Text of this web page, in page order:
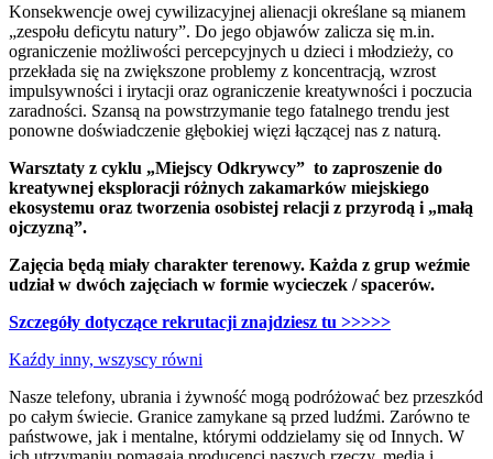
Konsekwencje owej cywilizacyjnej alienacji określane są mianem
„zespołu deficytu natury”. Do jego objawów zalicza się m.in.
ograniczenie możliwości percepcyjnych u dzieci i młodzieży, co
przekłada się na zwiększone problemy z koncentracją, wzrost
impulsywności i irytacji oraz ograniczenie kreatywności i poczucia
zaradności. Szansą na powstrzymanie tego fatalnego trendu jest
ponowne doświadczenie głębokiej więzi łączącej nas z naturą.
Warsztaty z cyklu „Miejscy Odkrywcy” to zaproszenie do
kreatywnej eksploracji różnych zakamarków miejskiego
ekosystemu oraz tworzenia osobistej relacji z przyrodą i „małą
ojczyzną”.
Zajęcia będą miały charakter terenowy. Każda z grup weźmie
udział w dwóch zajęciach w formie wycieczek / spacerów.
Szczegóły dotyczące rekrutacji znajdziesz tu >>>>>
Kaźdy inny, wszyscy równi
Nasze telefony, ubrania i żywność mogą podróżować bez przeszkód
po całym świecie. Granice zamykane są przed ludźmi. Zarówno te
państwowe, jak i mentalne, którymi oddzielamy się od Innych. W